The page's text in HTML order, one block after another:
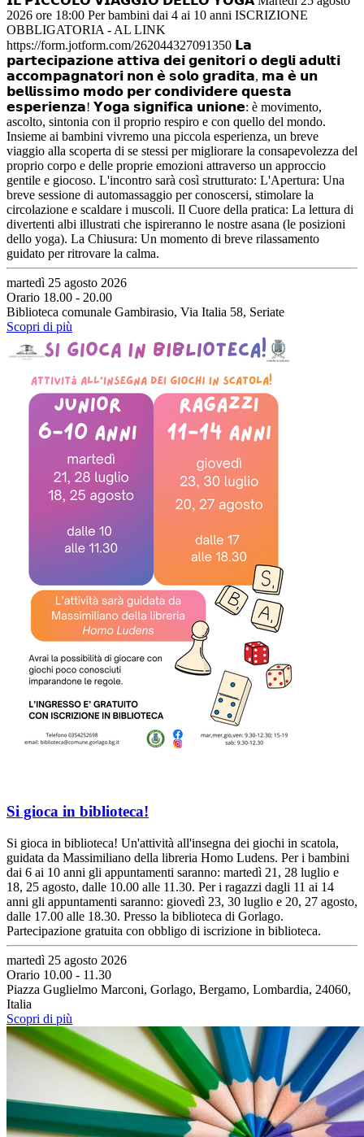
2026 ore 18:00 Per bambini dai 4 ai 10 anni ISCRIZIONE
OBBLIGATORIA - AL LINK
https://form.jotform.com/262044327091350 𝗟𝗮
𝗽𝗮𝗿𝘁𝗲𝗰𝗶𝗽𝗮𝘇𝗶𝗼𝗻𝗲 𝗮𝘁𝘁𝗶𝘃𝗮 𝗱𝗲𝗶 𝗴𝗲𝗻𝗶𝘁𝗼𝗿𝗶 𝗼 𝗱𝗲𝗴𝗹𝗶 𝗮𝗱𝘂𝗹𝘁𝗶
𝗮𝗰𝗰𝗼𝗺𝗽𝗮𝗴𝗻𝗮𝘁𝗼𝗿𝗶 𝗻𝗼𝗻 𝗲̀ 𝘀𝗼𝗹𝗼 𝗴𝗿𝗮𝗱𝗶𝘁𝗮, 𝗺𝗮 𝗲̀ 𝘂𝗻
𝗯𝗲𝗹𝗹𝗶𝘀𝘀𝗶𝗺𝗼 𝗺𝗼𝗱𝗼 𝗽𝗲𝗿 𝗰𝗼𝗻𝗱𝗶𝘃𝗶𝗱𝗲𝗿𝗲 𝗾𝘂𝗲𝘀𝘁𝗮
𝗲𝘀𝗽𝗲𝗿𝗶𝗲𝗻𝘇𝗮! 𝗬𝗼𝗴𝗮 𝘀𝗶𝗴𝗻𝗶𝗳𝗶𝗰𝗮 𝘂𝗻𝗶𝗼𝗻𝗲: è movimento,
ascolto, sintonia con il proprio respiro e con quello del mondo.
Insieme ai bambini vivremo una piccola esperienza, un breve
viaggio alla scoperta di se stessi per migliorare la consapevolezza del
proprio corpo e delle proprie emozioni attraverso un approccio
gentile e giocoso. L'incontro sarà così strutturato: L'Apertura: Una
breve sessione di automassaggio per conoscersi, stimolare la
circolazione e scaldare i muscoli. Il Cuore della pratica: La lettura di
divertenti albi illustrati che ispireranno le nostre asana (le posizioni
dello yoga). La Chiusura: Un momento di breve rilassamento
guidato per ritrovare la calma.
martedì 25 agosto 2026
Orario 18.00 - 20.00
Biblioteca comunale Gambirasio, Via Italia 58, Seriate
Scopri di più
Si gioca in biblioteca!
Si gioca in biblioteca! Un'attività all'insegna dei giochi in scatola,
guidata da Massimiliano della libreria Homo Ludens. Per i bambini
dai 6 ai 10 anni gli appuntamenti saranno: martedì 21, 28 luglio e
18, 25 agosto, dalle 10.00 alle 11.30. Per i ragazzi dagli 11 ai 14
anni gli appuntamenti saranno: giovedì 23, 30 luglio e 20, 27 agosto,
dalle 17.00 alle 18.30. Presso la biblioteca di Gorlago.
Partecipazione gratuita con obbligo di iscrizione in biblioteca.
martedì 25 agosto 2026
Orario 10.00 - 11.30
Piazza Guglielmo Marconi, Gorlago, Bergamo, Lombardia, 24060,
Italia
Scopri di più